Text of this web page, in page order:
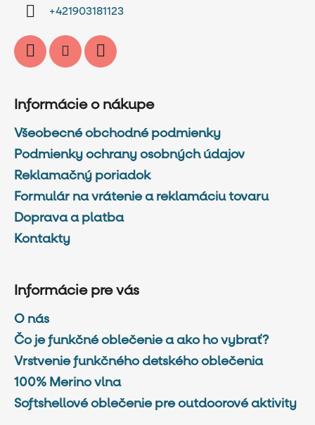
+421903181123
Informácie o nákupe
Všeobecné obchodné podmienky
Podmienky ochrany osobných údajov
Reklamačný poriadok
Formulár na vrátenie a reklamáciu tovaru
Doprava a platba
Kontakty
Informácie pre vás
O nás
Čo je funkčné oblečenie a ako ho vybrať?
Vrstvenie funkčného detského oblečenia
100% Merino vlna
Softshellové oblečenie pre outdoorové aktivity